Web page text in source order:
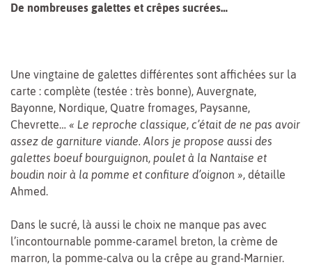
De nombreuses galettes et crêpes sucrées…
Une vingtaine de galettes différentes sont affichées sur la
carte : complète (testée : très bonne), Auvergnate,
Bayonne, Nordique, Quatre fromages, Paysanne,
Chevrette… « Le reproche classique, c’était de ne pas avoir
assez de garniture viande. Alors je propose aussi des
galettes boeuf bourguignon, poulet à la Nantaise et
boudin noir à la pomme et confiture d’oignon », détaille
Ahmed.
Dans le sucré, là aussi le choix ne manque pas avec
l’incontournable pomme-caramel breton, la crème de
marron, la pomme-calva ou la crêpe au grand-Marnier.